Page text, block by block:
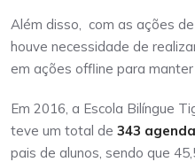
Além disso, com as ações
houve necessidade de
em ações offline para
Em 2016, a Escola Bilíngue
teve um total de 343
pais de alunos, sendo que